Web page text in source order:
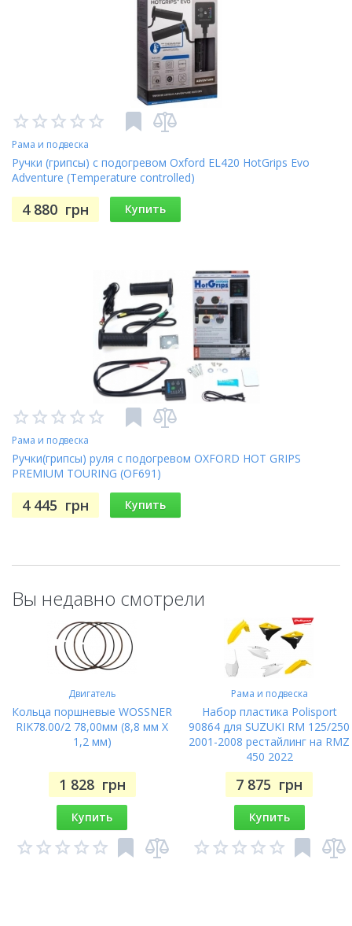
Рама и подвеска
Ручки (грипсы) с подогревом Oxford EL420 HotGrips Evo
Adventure (Temperature controlled)
4 880 грн Купить
Рама и подвеска
Ручки(грипсы) руля с подогревом OXFORD HOT GRIPS
PREMIUM TOURING (OF691)
4 445 грн Купить
Вы недавно смотрели
Двигатель
Кольца поршневые WOSSNER
RIK78.00/2 78,00мм (8,8 мм X
1,2 мм)
1 828 грн
Купить
Рама и подвеска
Набор пластика Polisport
90864 для SUZUKI RM 125/250
2001-2008 рестайлинг на RMZ
450 2022
7 875 грн
Купить